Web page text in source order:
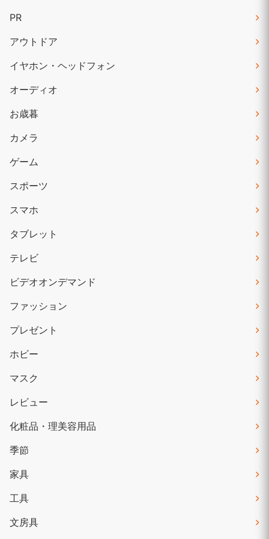
PR
アウトドア
イヤホン・ヘッドフォン
オーディオ
お歳暮
カメラ
ゲーム
スポーツ
スマホ
タブレット
テレビ
ビデオオンデマンド
ファッション
プレゼント
ホビー
マスク
レビュー
化粧品・理美容用品
季節
家具
工具
文房具